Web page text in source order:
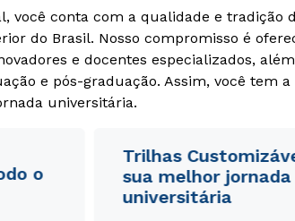
você conta com a qualidade e tradição
do Brasil. Nosso compromisso é
e docentes especializados,
e pós-graduação. Assim, você tem
universitária.
o
Trilhas
sua melhor jornada
universitária